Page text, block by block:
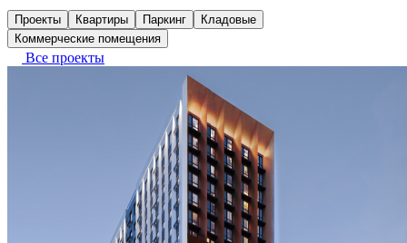
Проекты Квартиры Паркинг
Кладовые
Коммерческие помещения
Все проекты